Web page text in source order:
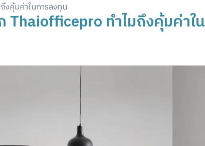
งคุ้มค่าในการลงทุน
ทำไมถึงคุ้มค่าใน